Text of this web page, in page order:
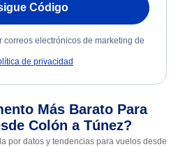
Código
correos electrónicos de marketing de
de privacidad
Más Barato Para
Colón a Túnez?
por datos y tendencias para vuelos desde